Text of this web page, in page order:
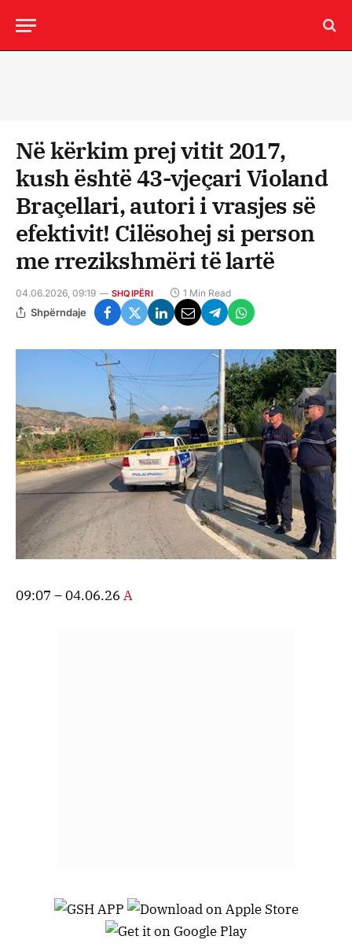
Në kërkim prej vitit 2017,
kush është 43-vjeçari Violand
Braçellari, autori i vrasjes së
efektivit! Cilësohej si person
me rrezikshmëri të lartë
04.06.2026, 09:19 SHQIPËRI 1 Min Read
Shpërndaje
09:07 – 04.06.26 A